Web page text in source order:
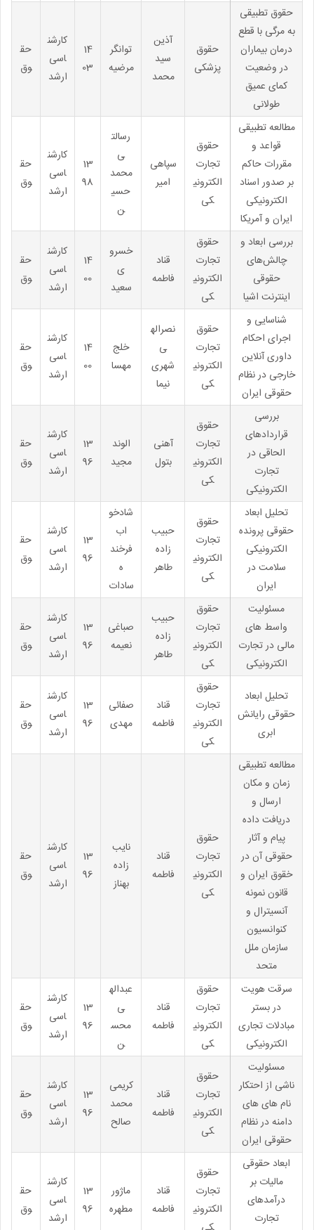
حقوق تطبیقی
به مرگی با قطع
درمان بیماران
در وضعیت
کمای عمیق
طولانی
حقوق
پزشکی
آذین
سید
محمد
توانگر
مرضیه
14
03
کارشن
اسی
ارشد
حق
وق
مطالعه تطبیقی
قواعد و
مقررات حاکم
بر صدور اسناد
الکترونیکی
ایران و آمریکا
حقوق
تجارت
الکترونی
کی
سپاهی
امیر
رسالت
ی
محمد
حسی
ن
13
98
کارشن
اسی
ارشد
حق
وق
بررسی ابعاد و
چالش‌های
حقوقی
اینترنت اشیا
حقوق
تجارت
الکترونی
کی
قناد
فاطمه
خسرو
ی
سعید
14
00
کارشن
اسی
ارشد
حق
وق
شناسایی و
اجرای احکام
داوری آنلاین
خارجی در نظام
حقوقی ایران
حقوق
تجارت
الکترونی
کی
نصراله
ی
شهری
نیما
خلج
مهسا
14
00
کارشن
اسی
ارشد
حق
وق
بررسی
قراردادهای
الحاقی در
تجارت
الکترونیکی
حقوق
تجارت
الکترونی
کی
آهنی
بتول
الوند
مجید
13
96
کارشن
اسی
ارشد
حق
وق
تحلیل ابعاد
حقوقی پرونده
الکترونیکی
سلامت در
ایران
حقوق
تجارت
الکترونی
کی
حبیب
زاده
طاهر
شادخو
اب
فرخند
ه
سادات
13
96
کارشن
اسی
ارشد
حق
وق
مسئولیت
واسط های
مالی در تجارت
الکترونیکی
حقوق
تجارت
الکترونی
کی
حبیب
زاده
طاهر
صباغی
نعیمه
13
96
کارشن
اسی
ارشد
حق
وق
تحلیل ابعاد
حقوقی رایانش
ابری
حقوق
تجارت
الکترونی
کی
قناد
فاطمه
صفائی
مهدی
13
96
کارشن
اسی
ارشد
حق
وق
مطالعه تطبیقی
زمان و مکان
ارسال و
دریافت داده
پیام و آثار
حقوقی آن در
خقوق ایران و
قانون نمونه
آنسیترال و
کنوانسیون
سازمان ملل
متحد
حقوق
تجارت
الکترونی
کی
قناد
فاطمه
نایب
زاده
بهناز
13
96
کارشن
اسی
ارشد
حق
وق
سرقت هویت
در بستر
مبادلات تجاری
الکترونیکی
حقوق
تجارت
الکترونی
کی
قناد
فاطمه
عبداله
ی
محس
ن
13
96
کارشن
اسی
ارشد
حق
وق
مسئولیت
ناشی از احتکار
نام های های
دامنه در نظام
حقوقی ایران
حقوق
تجارت
الکترونی
کی
قناد
فاطمه
کریمی
محمد
صالح
13
96
کارشن
اسی
ارشد
حق
وق
ابعاد حقوقی
مالیات بر
درآمدهای
تجارت
حقوق
تجارت
الکترونی
قناد
فاطمه
ماژور
مطهره
13
96
کارشن
اسی
ارشد
حق
وق